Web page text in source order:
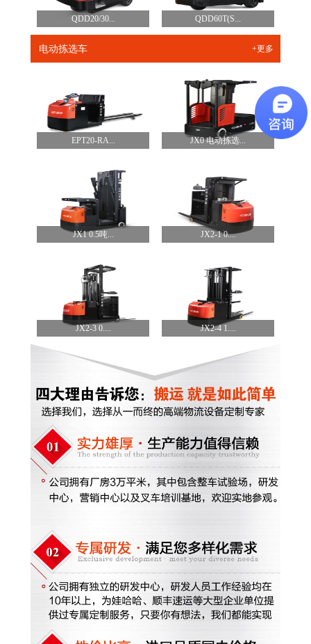
QDD20/30... QDD60T(S...
电动拣选车 +更多
EPT20-RA... JX0 电动拣选...
JX1 0.5吨... JX2-1 0....
JX2-3 0.... JX2-4 1....